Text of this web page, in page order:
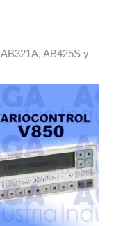
AB425S y